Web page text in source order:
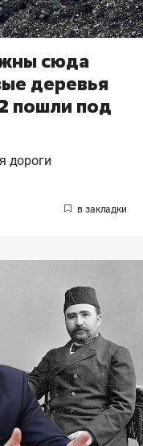
сюда
деревья
пошли под
дороги